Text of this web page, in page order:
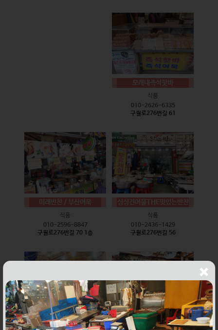
모래내즉석핫바
식품
010-2626-6335
구월로276번길 61
미래반찬 / 부산어묵
식품
010-2596-8847
구월로276번길 70 1층
싱싱건어물THE맛있는반찬
식품
010-2436-1429
구월로276번길 56
웰빙즉석손두부 윤하네건어물